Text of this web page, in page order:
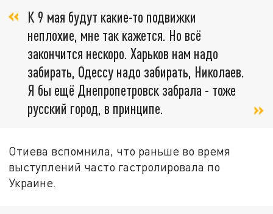
К 9 мая будут какие-то подвижки
неплохие, мне так кажется. Но всё
закончится нескоро. Харьков нам надо
забирать, Одессу надо забирать, Николаев.
Я бы ещё Днепропетровск забрала - тоже
русский город, в принципе.
Отиева вспомнила, что раньше во время
выступлений часто гастролировала по
Украине.